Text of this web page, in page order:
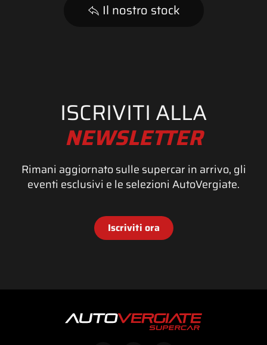
Il nostro stock
ISCRIVITI ALLA
NEWSLETTER
Rimani aggiornato sulle supercar in arrivo, gli
eventi esclusivi e le selezioni AutoVergiate.
Iscriviti ora